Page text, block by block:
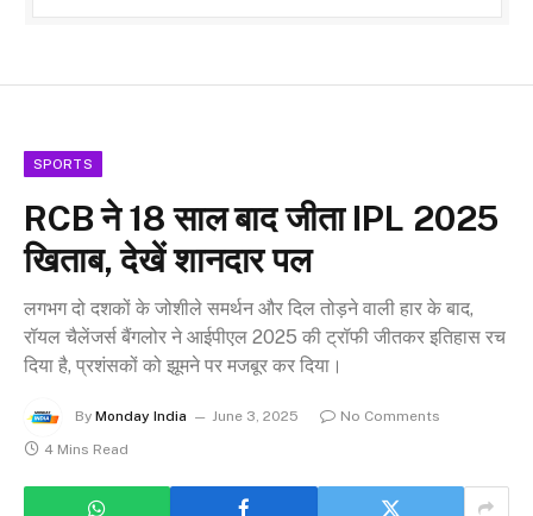
SPORTS
RCB ने 18 साल बाद जीता IPL 2025
खिताब, देखें शानदार पल
लगभग दो दशकों के जोशीले समर्थन और दिल तोड़ने वाली हार के बाद,
रॉयल चैलेंजर्स बैंगलोर ने आईपीएल 2025 की ट्रॉफी जीतकर इतिहास रच
दिया है, प्रशंसकों को झूमने पर मजबूर कर दिया।
By Monday India June 3, 2025
No Comments
4 Mins Read